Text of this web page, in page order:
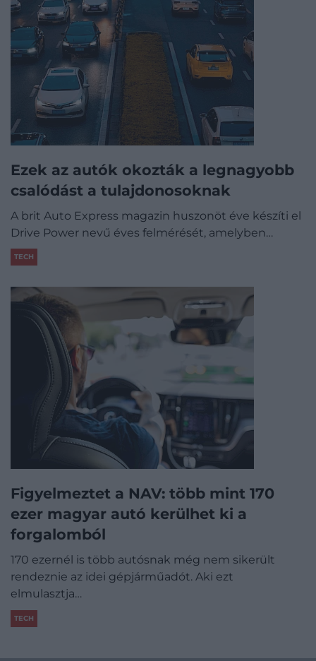
Ezek az autók okozták a legnagyobb
csalódást a tulajdonosoknak
A brit Auto Express magazin huszonöt éve készíti el
Drive Power nevű éves felmérését, amelyben…
TECH
Figyelmeztet a NAV: több mint 170
ezer magyar autó kerülhet ki a
forgalomból
170 ezernél is több autósnak még nem sikerült
rendeznie az idei gépjárműadót. Aki ezt
elmulasztja…
TECH